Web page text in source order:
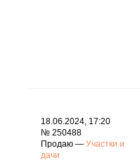
18.06.2024, 17:20
№ 250488
Продаю — Участки и
дачи